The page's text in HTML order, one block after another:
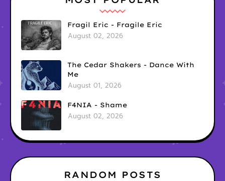
Fragil Eric - Fragile Eric
August 02, 2026
The Cedar Shakers - Dance With
Me
August 01, 2026
F4NIA - Shame
August 02, 2026
RANDOM POSTS